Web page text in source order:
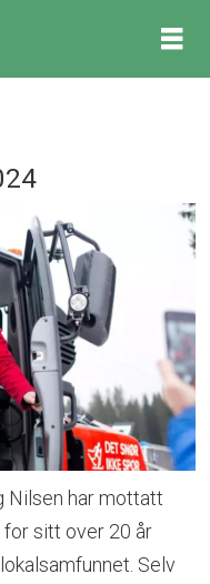
Nilsen har mottatt
sitt over 20 år
Selv